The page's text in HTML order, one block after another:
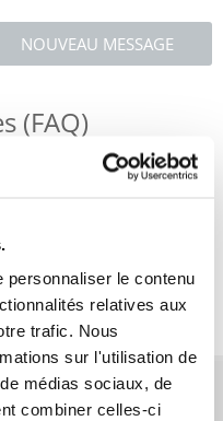
personnaliser le contenu
relatives aux
trafic. Nous
sur l'utilisation de
médias sociaux, de
combiner celles-ci
NOUVEAU MESSAGE
(FAQ)